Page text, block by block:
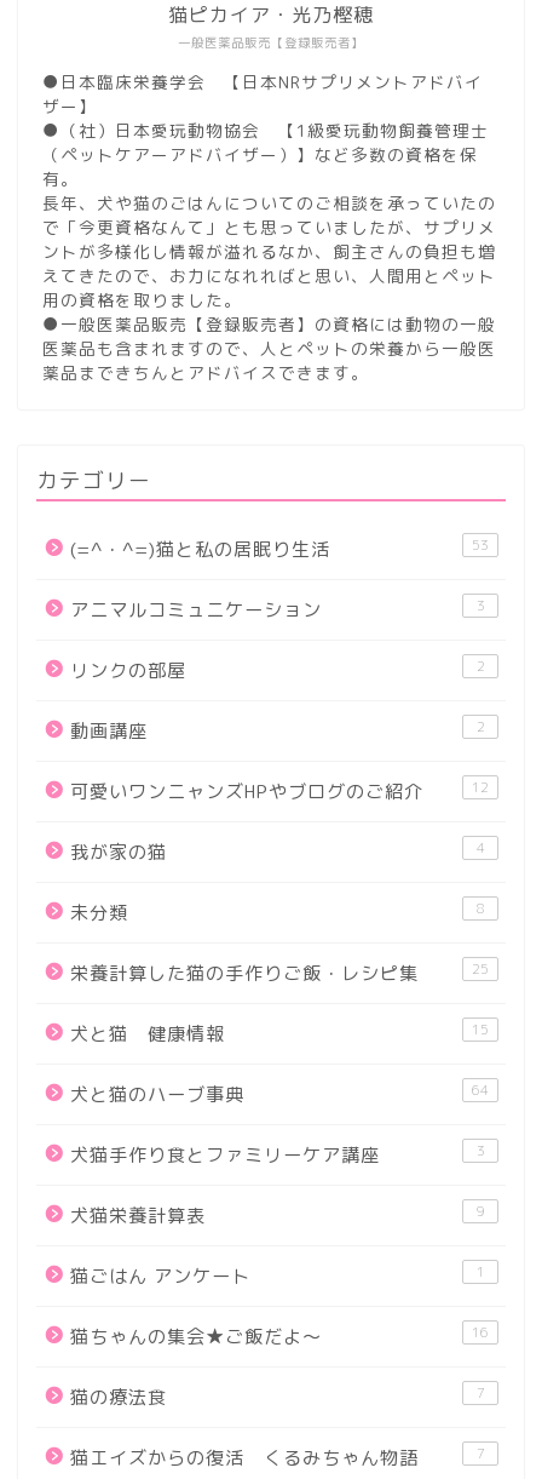
一般医薬品販売【登録販売者】
猫ピカイア・光乃樫穂
●日本臨床栄養学会 【日本NRサプリメントアドバイ
ザー】
●（社）日本愛玩動物協会 【1級愛玩動物飼養管理士
（ペットケアーアドバイザー）】など多数の資格を保
有。
長年、犬や猫のごはんについてのご相談を承っていたの
で「今更資格なんて」とも思っていましたが、サプリメ
ントが多様化し情報が溢れるなか、飼主さんの負担も増
えてきたので、お力になれればと思い、人間用とペット
用の資格を取りました。
●一般医薬品販売【登録販売者】の資格には動物の一般
医薬品も含まれますので、人とペットの栄養から一般医
薬品まできちんとアドバイスできます。
カテゴリー
(=^・^=)猫と私の居眠り生活 53
アニマルコミュニケーション 3
リンクの部屋 2
動画講座 2
可愛いワンニャンズHPやブログのご紹介 12
我が家の猫 4
未分類 8
栄養計算した猫の手作りご飯・レシピ集 25
犬と猫 健康情報 15
犬と猫のハーブ事典 64
犬猫手作り食とファミリーケア講座 3
犬猫栄養計算表 9
猫ごはん アンケート 1
猫ちゃんの集会★ご飯だよ～ 16
猫の療法食 7
猫エイズからの復活 くるみちゃん物語 7